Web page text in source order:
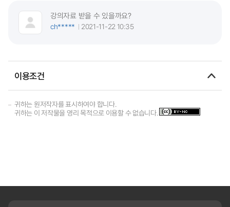
강의자료 받을 수 있을까요?
ch*****
2021-11-22 10:35
이용조건
귀하는 원저작자를 표시하여야 합니다.
귀하는 이 저작물을 영리 목적으로 이용할 수 없습니다.